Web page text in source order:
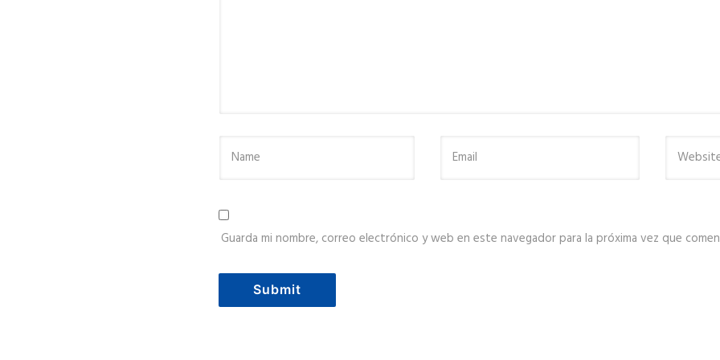
Guarda mi nombre, correo electrónico y web en este navegador para la próxima vez que